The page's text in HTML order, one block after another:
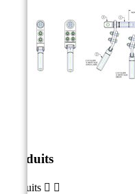
Produits
Produits  